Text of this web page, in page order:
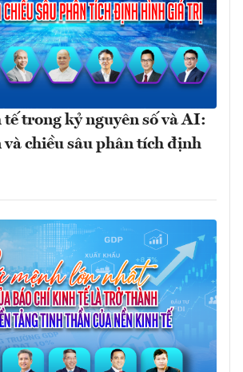
trong kỷ nguyên số và AI:
chiều sâu phân tích định